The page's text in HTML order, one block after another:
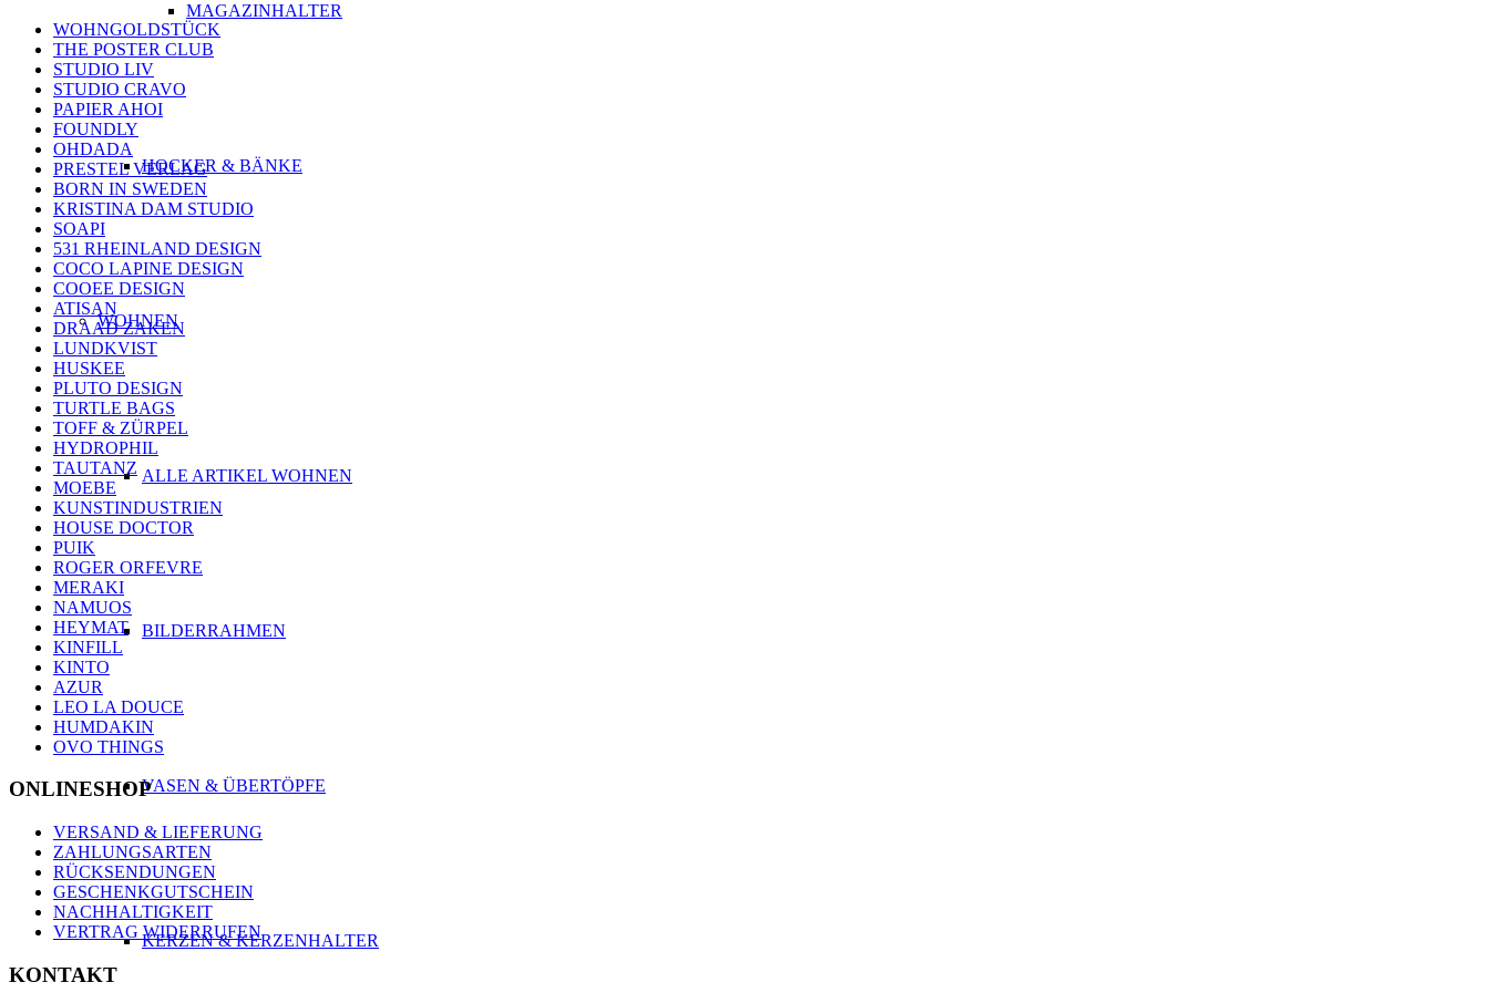
MAGAZINHALTER
HOCKER & BÄNKE
WOHNEN
ALLE ARTIKEL WOHNEN
BILDERRAHMEN
VASEN & ÜBERTÖPFE
KERZEN & KERZENHALTER
WOHNGOLDSTÜCK
THE POSTER CLUB
STUDIO LIV
STUDIO CRAVO
PAPIER AHOI
FOUNDLY
OHDADA
PRESTEL VERLAG
BORN IN SWEDEN
KRISTINA DAM STUDIO
SOAPI
531 RHEINLAND DESIGN
COCO LAPINE DESIGN
COOEE DESIGN
ATISAN
DRAAD ZAKEN
LUNDKVIST
HUSKEE
PLUTO DESIGN
TURTLE BAGS
TOFF & ZÜRPEL
HYDROPHIL
TAUTANZ
MOEBE
KUNSTINDUSTRIEN
HOUSE DOCTOR
PUIK
ROGER ORFEVRE
MERAKI
NAMUOS
HEYMAT
KINFILL
KINTO
AZUR
LEO LA DOUCE
HUMDAKIN
OVO THINGS
ONLINESHOP
VERSAND & LIEFERUNG
ZAHLUNGSARTEN
RÜCKSENDUNGEN
GESCHENKGUTSCHEIN
NACHHALTIGKEIT
VERTRAG WIDERRUFEN
KONTAKT